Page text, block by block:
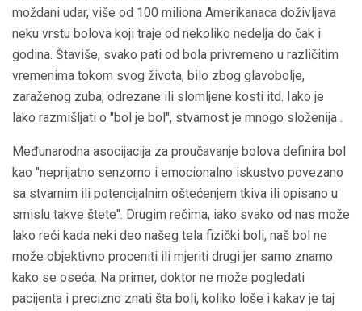
moždani udar, više od 100 miliona Amerikanaca doživljava
neku vrstu bolova koji traje od nekoliko nedelja do čak i
godina. Štaviše, svako pati od bola privremeno u različitim
vremenima tokom svog života, bilo zbog glavobolje,
zaraženog zuba, odrezane ili slomljene kosti itd. Iako je
lako razmišljati o "bol je bol", stvarnost je mnogo složenija .
Međunarodna asocijacija za proučavanje bolova definira bol
kao "neprijatno senzorno i emocionalno iskustvo povezano
sa stvarnim ili potencijalnim oštećenjem tkiva ili opisano u
smislu takve štete". Drugim rečima, iako svako od nas može
lako reći kada neki deo našeg tela fizički boli, naš bol ne
može objektivno proceniti ili mjeriti drugi jer samo znamo
kako se oseća. Na primer, doktor ne može pogledati
pacijenta i precizno znati šta boli, koliko loše i kakav je taj